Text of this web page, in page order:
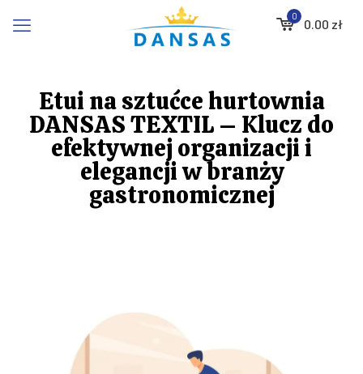
0
0.00 zł
Etui na sztućce hurtownia
DANSAS TEXTIL – Klucz do
efektywnej organizacji i
elegancji w branży
gastronomicznej